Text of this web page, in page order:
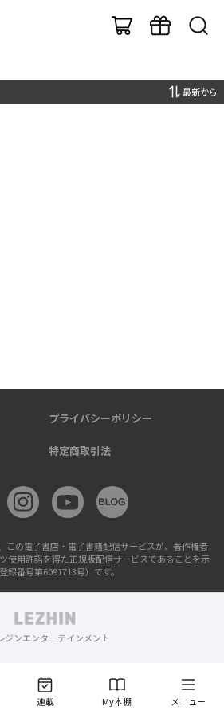
最新から
連載 My本棚 メニュー
プライバシーポリシー
特定商取引法
この電子書店・電子書籍配信サービスが、著作権者
使用許諾を得た正規版配信サービスであることを示
録番号第6091713号）です。
ジンエンターテインメント